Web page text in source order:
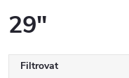
29"
Filtrovat